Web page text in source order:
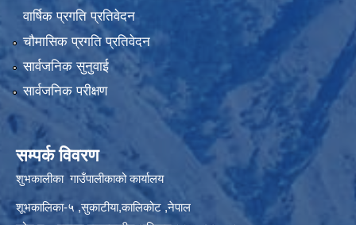
वार्षिक प्रगति प्रतिवेदन
चौमासिक प्रगति प्रतिवेदन
सार्वजनिक सुनुवाई
सार्वजनिक परीक्षण
सम्पर्क विवरण
शुभकालीका गाउँपालीकाको कार्यालय
शूभकालिका-५ ,सुकाटीया,कालिकोट ,नेपाल